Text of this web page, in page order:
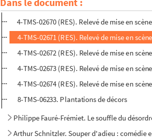
Henri-René Lenormand. Sortilèges : pièce en 3
4-TMS-02670 (RES). Relevé de mise en
4-TMS-02671 (RES). Relevé de mise en
4-TMS-02672 (RES). Relevé de mise en
4-TMS-02673 (RES). Relevé de mise en
4-TMS-02674 (RES). Relevé de mise en
8-TMS-06233. Plantations de décors
Philippe Fauré-Frémiet. Le souffle du
Arthur Schnitzler. Souper d'adieu : comédie